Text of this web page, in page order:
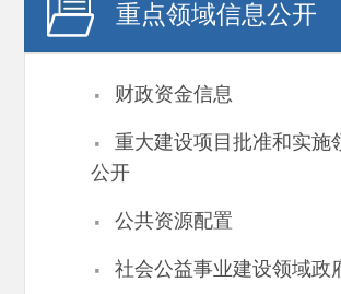
重点领域信息公开
· 财政资金信息
·
重大建设项目批准和实施
公开
· 公共资源配置
· 社会公益事业建设领域政